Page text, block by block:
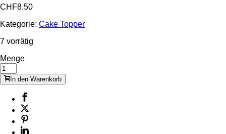
CHF8.50
Kategorie: Cake Topper
7 vorrätig
Menge
In den Warenkorb